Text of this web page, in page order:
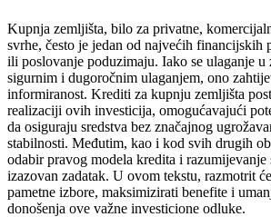
Kupnja zemljišta, bilo za privatne,
svrhe, često je jedan od najvećih financijskih
ili poslovanje poduzimaju. Iako se ulaganje u
sigurnim i dugoročnim ulaganjem, ono
informiranost. Krediti za kupnju zemljišta
realizaciji ovih investicija, omogućavajući
da osiguraju sredstva bez značajnog
stabilnosti. Međutim, kao i kod svih drugih
odabir pravog modela kredita i
izazovan zadatak. U ovom tekstu, razmotrit
pametne izbore, maksimizirati benefite i
donošenja ove važne investicione odluke.